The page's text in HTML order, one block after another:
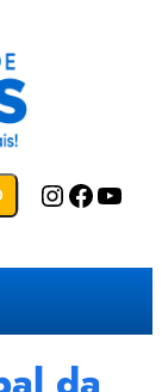
Instagram Facebook YouTube